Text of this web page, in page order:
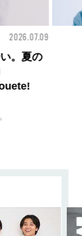
2026.07.09
（エヌ
で作る
ロンに